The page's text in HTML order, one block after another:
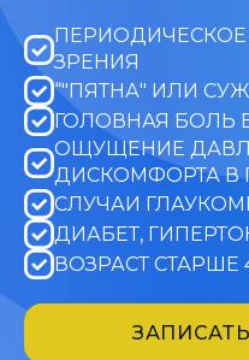
ЗРЕНИЯ
“"ПЯТНА" ИЛИ
ГОЛОВНАЯ БОЛЬ
ОЩУЩЕНИЕ
ДИСКОМФОРТА В
СЛУЧАИ
ДИАБЕТ,
ВОЗРАСТ СТАРШЕ